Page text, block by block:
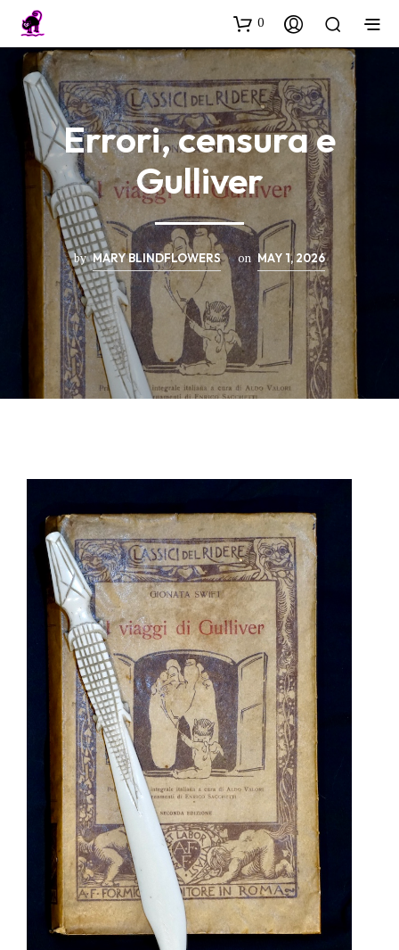
0
Errori, censura e
Gulliver
by MARY BLINDFLOWERS on MAY 1, 2026